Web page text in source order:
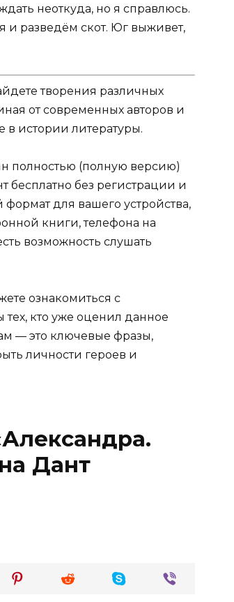
неоткуда, но я справлюсь.
и разведём скот. Юг выживет,
творения различных
от современных авторов и
в истории литературы.
полностью (полную версию)
бесплатно без регистрации и
для вашего устройства,
книги, телефона на
возможность слушать
ознакомиться с
кто уже оценил данное
— это ключевые фразы,
личности героев и
Дант